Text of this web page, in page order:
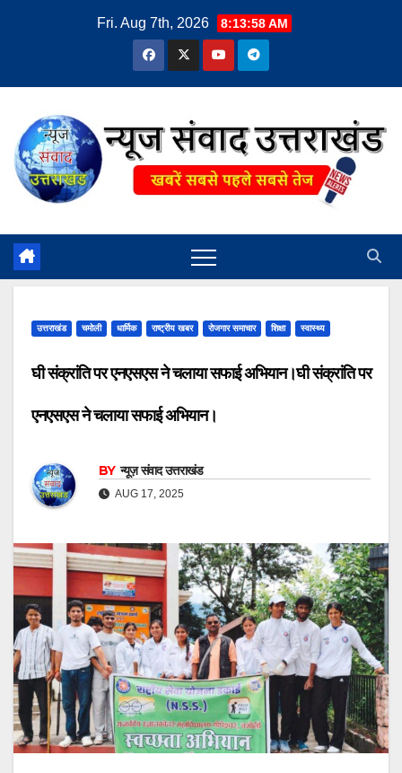
Fri. Aug 7th, 2026 8:13:59 AM
उत्तराखंड चमोली धार्मिक राष्ट्रीय खबर रोजगार समाचार शिक्षा स्वास्थ्य
घी संक्रांति पर एनएसएस ने चलाया सफाई अभियान।घी संक्रांति पर
एनएसएस ने चलाया सफाई अभियान।
BY न्यूज़ संवाद उत्तराखंड
AUG 17, 2025